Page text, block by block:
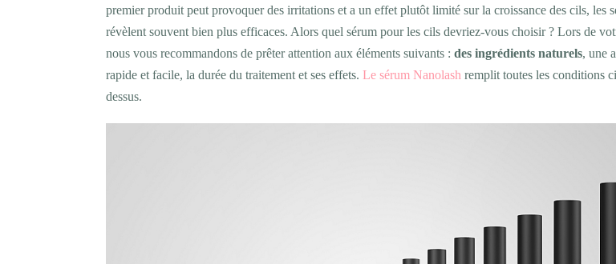
premier produit peut provoquer des irritations et a un effet plutôt limité sur la croissance des cils, les
révèlent souvent bien plus efficaces. Alors quel sérum pour les cils devriez-vous choisir ? Lors de
nous vous recommandons de prêter attention aux éléments suivants : des ingrédients naturels, une
rapide et facile, la durée du traitement et ses effets. Le sérum Nanolash remplit toutes les conditions
dessus.